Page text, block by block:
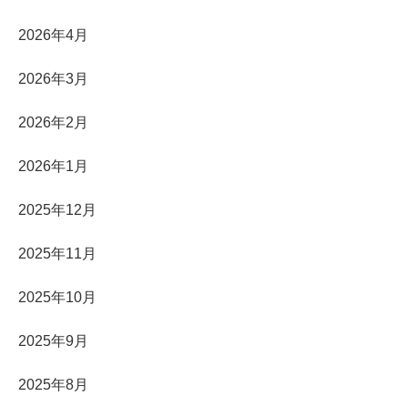
2026年4月
2026年3月
2026年2月
2026年1月
2025年12月
2025年11月
2025年10月
2025年9月
2025年8月